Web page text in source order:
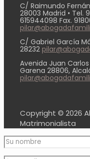
C/ Raimundo
28003 Madrid • Tel.
615944098 Fax.
C/ Gabriel García
28232
Avenida Juan Carlos
Garena 28806,
Copyright © 2026
Matrimonialista